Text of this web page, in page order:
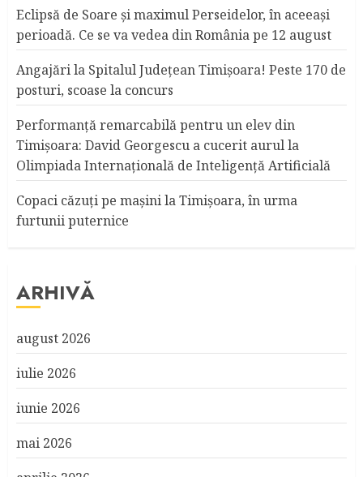
Eclipsă de Soare și maximul Perseidelor, în aceeași
perioadă. Ce se va vedea din România pe 12 august
Angajări la Spitalul Judeţean Timişoara! Peste 170 de
posturi, scoase la concurs
Performanță remarcabilă pentru un elev din
Timișoara: David Georgescu a cucerit aurul la
Olimpiada Internațională de Inteligență Artificială
Copaci căzuţi pe maşini la Timişoara, în urma
furtunii puternice
ARHIVĂ
august 2026
iulie 2026
iunie 2026
mai 2026